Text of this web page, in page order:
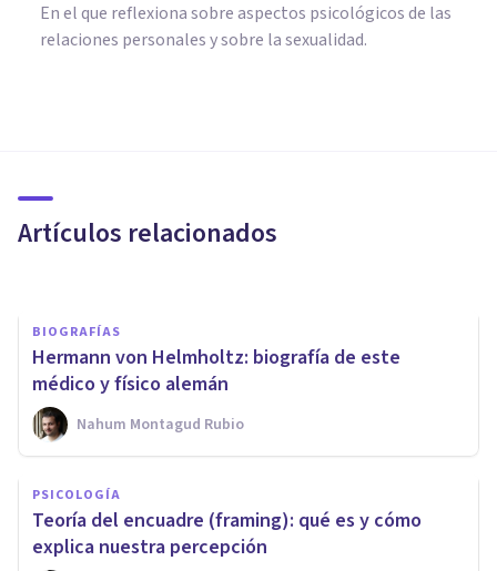
En el que reflexiona sobre aspectos psicológicos de las
relaciones personales y sobre la sexualidad.
Artículos relacionados
fenómeno de la percepción?
BIOGRAFÍAS
Hermann von Helmholtz: biografía de este
médico y físico alemán
Nahum Montagud Rubio
PSICOLOGÍA
Teoría del encuadre (framing): qué es y cómo
explica nuestra percepción
Ilusión de Müller-Lyer: qué es y
por qué se produce